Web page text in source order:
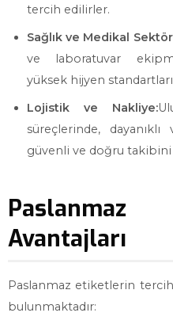
tercih edilirler.
Sağlık ve Medikal
ve laboratuvar
yüksek hijyen
Lojistik ve Nakliye:
süreçlerinde,
güvenli ve doğru takibini
Avantajları
Paslanmaz etiketlerin
bulunmaktadır: